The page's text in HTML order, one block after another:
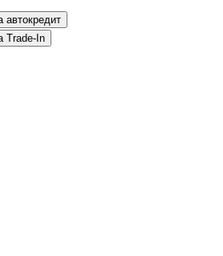
на автокредит
на Trade-In